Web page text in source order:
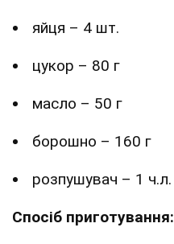
яйця – 4 шт.
цукор – 80 г
масло – 50 г
борошно – 160 г
розпушувач – 1 ч.л.
Спосіб приготування: